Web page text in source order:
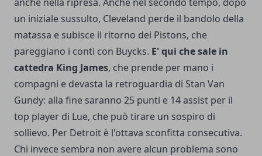
un iniziale sussulto, Cleveland perde il bandolo della
matassa e subisce il ritorno dei Pistons, che
pareggiano i conti con Buycks. E' qui che sale in
cattedra King James, che prende per mano i
compagni e devasta la retroguardia di Stan Van
Gundy: alla fine saranno 25 punti e 14 assist per il
top player di Lue, che può tirare un sospiro di
sollievo. Per Detroit è l'ottava sconfitta consecutiva.
Chi invece sembra non avere alcun problema sono